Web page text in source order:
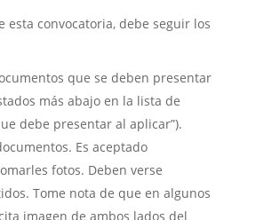
esta convocatoria, debe seguir los
que se deben presentar
más abajo en la lista de
debe presentar al aplicar”).
Es aceptado
fotos. Deben verse
Tome nota de que en algunos
imagen de ambos lados del